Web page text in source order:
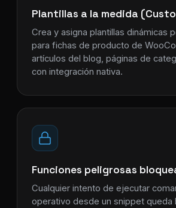
Plantillas a la medida
Crea y asigna plantillas dinámicas
para fichas de producto de
artículos del blog, páginas de
con integración nativa.
Funciones peligrosas
Cualquier intento de ejecutar
operativo desde un snippet queda